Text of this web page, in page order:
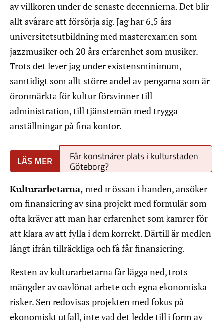
av villkoren under de senaste decennierna. Det blir
allt svårare att försörja sig. Jag har 6,5 års
universitetsutbildning med masterexamen som
jazzmusiker och 20 års erfarenhet som musiker.
Trots det lever jag under existensminimum,
samtidigt som allt större andel av pengarna som är
öronmärkta för kultur försvinner till
administration, till tjänstemän med trygga
anställningar på fina kontor.
Får konstnärer plats i kulturstaden
Göteborg?
Kulturarbetarna, med mössan i handen, ansöker
om finansiering av sina projekt med formulär som
ofta kräver att man har erfarenhet som kamrer för
att klara av att fylla i dem korrekt. Därtill är medlen
långt ifrån tillräckliga och få får finansiering.
Resten av kulturarbetarna får lägga ned, trots
mängder av oavlönat arbete och egna ekonomiska
risker. Sen redovisas projekten med fokus på
ekonomiskt utfall, inte vad det ledde till i form av